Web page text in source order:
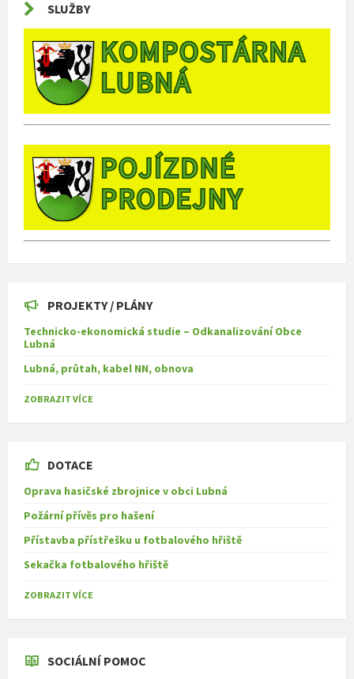
SLUŽBY
PROJEKTY / PLÁNY
Technicko-ekonomická studie – Odkanalizování Obce
Lubná
Lubná, průtah, kabel NN, obnova
ZOBRAZIT VÍCE
DOTACE
Oprava hasičské zbrojnice v obci Lubná
Požární přívěs pro hašení
Přístavba přístřešku u fotbalového hřiště
Sekačka fotbalového hřiště
ZOBRAZIT VÍCE
SOCIÁLNÍ POMOC